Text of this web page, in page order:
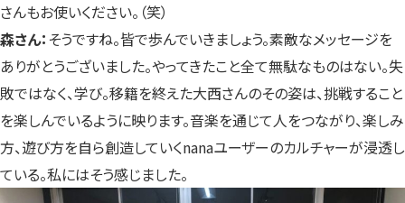
さんもお使いください。（笑）
森さん： そうですね。皆で歩んでいきましょう。素敵なメッセージを
ありがとうございました。やってきたこと全て無駄なものはない。失
敗ではなく、学び。移籍を終えた大西さんのその姿は、挑戦すること
を楽しんでいるように映ります。音楽を通じて人をつながり、楽しみ
方、遊び方を自ら創造していくnanaユーザーのカルチャーが浸透し
ている。私にはそう感じました。